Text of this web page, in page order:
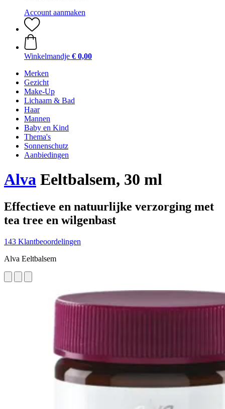
Account aanmaken
Winkelmandje € 0,00
Merken
Gezicht
Make-Up
Lichaam & Bad
Haar
Mannen
Baby en Kind
Thema's
Sonnenschutz
Aanbiedingen
Alva Eeltbalsem, 30 ml
Effectieve en natuurlijke verzorging met
tea tree en wilgenbast
143 Klantbeoordelingen
Alva Eeltbalsem